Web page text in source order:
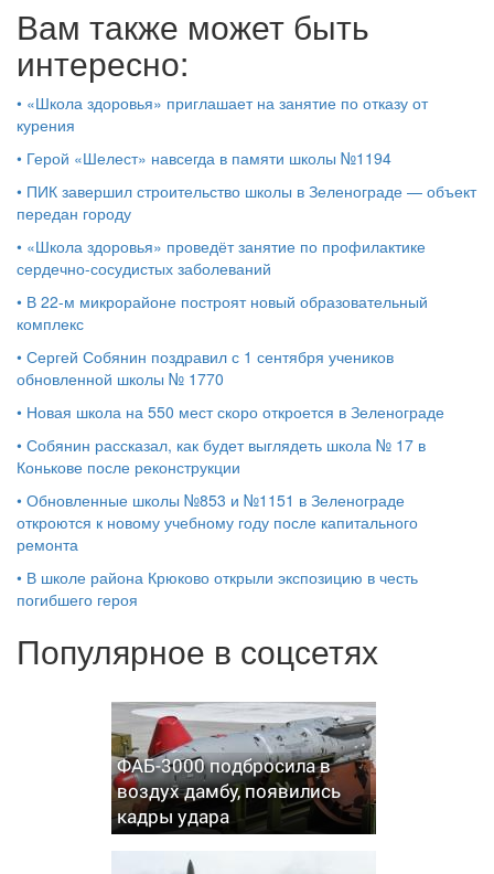
Вам также может быть
интересно:
• «Школа здоровья» приглашает на занятие по отказу от
курения
• Герой «Шелест» навсегда в памяти школы №1194
• ПИК завершил строительство школы в Зеленограде — объект
передан городу
• «Школа здоровья» проведёт занятие по профилактике
сердечно-сосудистых заболеваний
• В 22-м микрорайоне построят новый образовательный
комплекс
• Сергей Собянин поздравил с 1 сентября учеников
обновленной школы № 1770
• Новая школа на 550 мест скоро откроется в Зеленограде
• Собянин рассказал, как будет выглядеть школа № 17 в
Конькове после реконструкции
• Обновленные школы №853 и №1151 в Зеленограде
откроются к новому учебному году после капитального
ремонта
• В школе района Крюково открыли экспозицию в честь
погибшего героя
Популярное в соцсетях
ФАБ-3000 подбросила в
воздух дамбу, появились
кадры удара